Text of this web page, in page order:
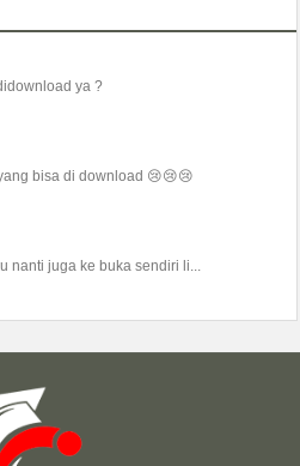
ya ?
bisa di download 😢😢😢
nanti juga ke buka sendiri li...